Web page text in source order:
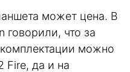
может цена. В
говорили, что за
можно
Fire, да и на